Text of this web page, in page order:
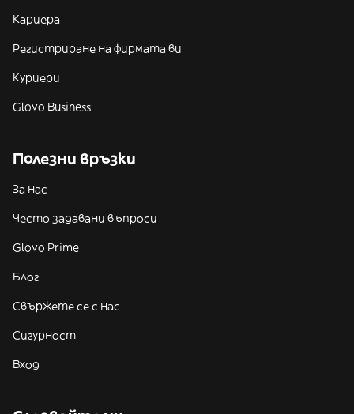
Кариера
Регистриране на фирмата ви
Куриери
Glovo Business
Полезни връзки
За нас
Често задавани въпроси
Glovo Prime
Блог
Свържете се с нас
Сигурност
Вход